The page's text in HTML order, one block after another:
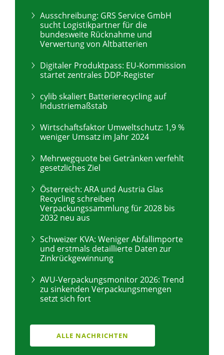
Ausschreibung: GRS Service GmbH
sucht Logistikpartner für die
bundesweite Rücknahme und
Verwertung von Altbatterien
Digitaler Produktpass: EU-Kommission
startet zentrales DDP-Register
cylib skaliert Batterierecycling auf
Industriemaßstab
Wirtschaftsfaktor Umweltschutz: 1,9 %
weniger Umsatz im Jahr 2024
Mehrwegquote bei Getränken verfehlt
gesetzliches Ziel
Österreich: ARA und Austria Glas
Recycling schreiben
Verpackungssammlung für 2028 bis
2032 neu aus
Schweizer KVA: Weniger Abfallimporte
und erstmals detaillierte Daten zur
Zinkrückgewinnung
AVU-Verpackungsmonitor 2026: Trend
zu sinkenden Verpackungsmengen
setzt sich fort
ALLE NACHRICHTEN